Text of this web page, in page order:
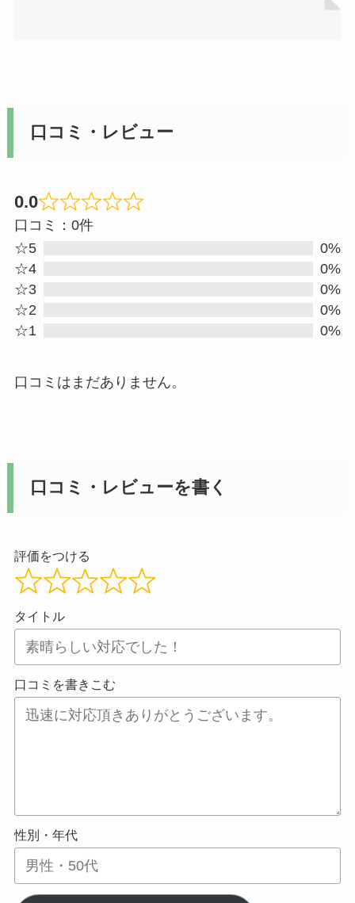
口コミ・レビュー
0.0
Rated
口コミ：0件
☆5
0%
☆4
0%
☆3
0%
☆2
0%
☆1
0%
口コミはまだありません。
口コミ・レビューを書く
評価をつける
タイトル
口コミを書きこむ
性別・年代